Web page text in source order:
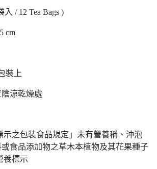
/ 12 Tea Bags )
cm
裝上
涼乾燥處
之包裝食品規定」未有營養稱、沖泡
食品添加物之草木本植物及其花果種子
養標示